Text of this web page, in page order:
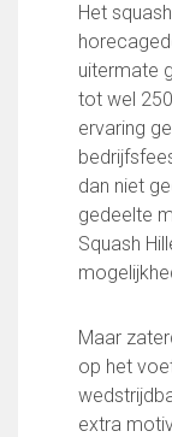
LED-boarding
Sponsoren
Business Club 2.0
Heeren van Ter
Steun bij
Support Casper
Dagbesteding ’s
Onze vrijwilligers
Contact
Het
uitermate
tot wel
ervaring
dan niet
gedeelte
Squash
Maar
op het
extra